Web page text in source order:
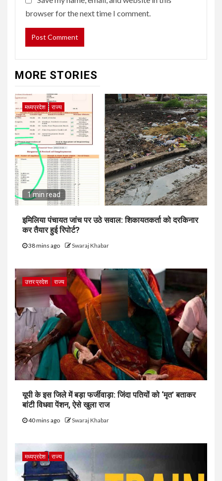
browser for the next time I comment.
MORE STORIES
मध्यप्रदेश राज्य
1 min read
इमिलिया पंचायत जांच पर उठे सवाल: शिकायतकर्ता को दरकिनार
कर तैयार हुई रिपोर्ट?
38 mins ago Swaraj Khabar
उत्तर प्रदेश राज्य
यूपी के इस जिले में बड़ा फर्जीवाड़ा: जिंदा पतियों को ‘मृत’ बताकर
बांटी विधवा पेंशन, ऐसे खुला राज
40 mins ago Swaraj Khabar
मध्यप्रदेश राज्य